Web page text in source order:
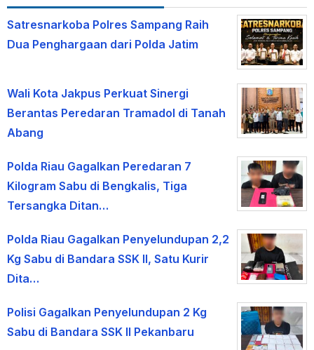
Satresnarkoba Polres Sampang Raih
Dua Penghargaan dari Polda Jatim
Wali Kota Jakpus Perkuat Sinergi
Berantas Peredaran Tramadol di Tanah
Abang
Polda Riau Gagalkan Peredaran 7
Kilogram Sabu di Bengkalis, Tiga
Tersangka Ditan…
Polda Riau Gagalkan Penyelundupan 2,2
Kg Sabu di Bandara SSK II, Satu Kurir
Dita…
Polisi Gagalkan Penyelundupan 2 Kg
Sabu di Bandara SSK II Pekanbaru